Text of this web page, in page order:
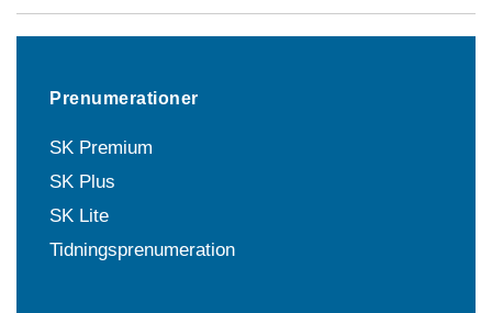
Prenumerationer
SK Premium
SK Plus
SK Lite
Tidningsprenumeration